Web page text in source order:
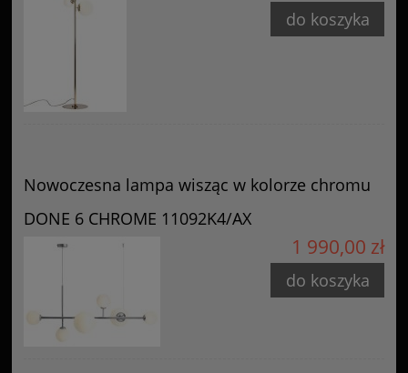
do koszyka
Nowoczesna lampa wisząc w kolorze chromu
DONE 6 CHROME 11092K4/AX
1 990,00 zł
do koszyka